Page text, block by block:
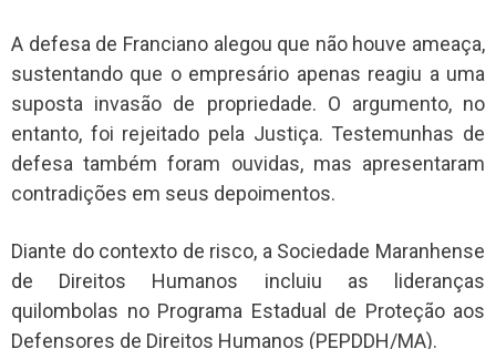
A defesa de Franciano alegou que não houve ameaça,
sustentando que o empresário apenas reagiu a uma
suposta invasão de propriedade. O argumento, no
entanto, foi rejeitado pela Justiça. Testemunhas de
defesa também foram ouvidas, mas apresentaram
contradições em seus depoimentos.
Diante do contexto de risco, a Sociedade Maranhense
de Direitos Humanos incluiu as lideranças
quilombolas no Programa Estadual de Proteção aos
Defensores de Direitos Humanos (PEPDDH/MA).